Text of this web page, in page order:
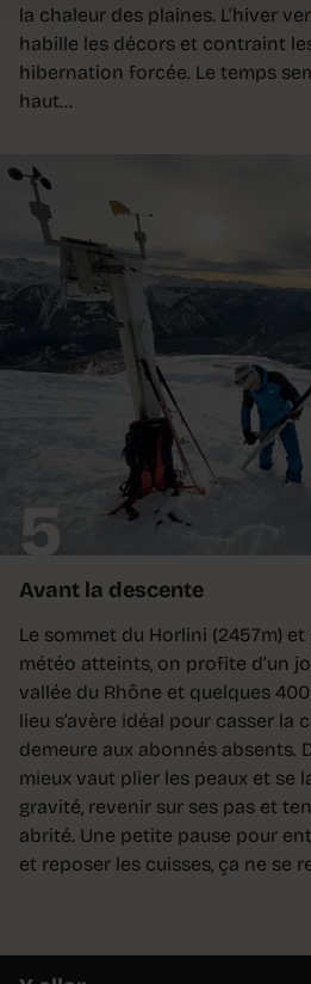
la chaleur des plaines. L’hiver
habille les décors et contraint
hibernation forcée. Le temps
haut…
5
Avant la descente
Le sommet du Horlini (2457m)
météo atteints, on profite d’un
vallée du Rhône et quelques
lieu s’avère idéal pour casser la
demeure aux abonnés absents.
mieux vaut plier les peaux et se
gravité, revenir sur ses pas et
abrité. Une petite pause pour
et reposer les cuisses, ça ne se